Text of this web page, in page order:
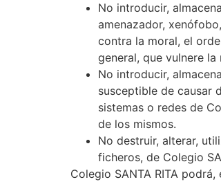
No introducir,
amenazador,
contra la moral, el
general, que vulnere
No introducir,
susceptible de causar
sistemas o redes de
de los mismos.
No destruir, alterar,
ficheros, de Colegio
Colegio SANTA RITA